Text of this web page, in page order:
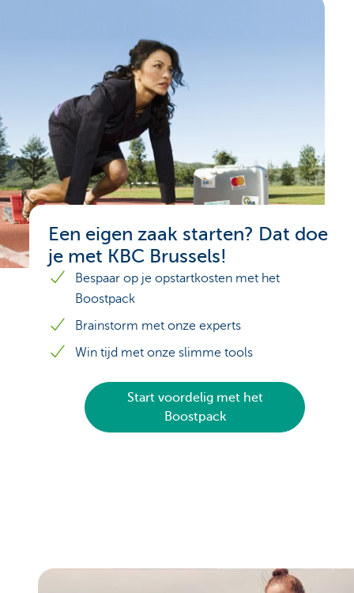
Een eigen zaak starten? Dat doe
je met KBC Brussels!
Bespaar op je opstartkosten met het
Boostpack
Brainstorm met onze experts
Win tijd met onze slimme tools
Start voordelig met het
Boostpack